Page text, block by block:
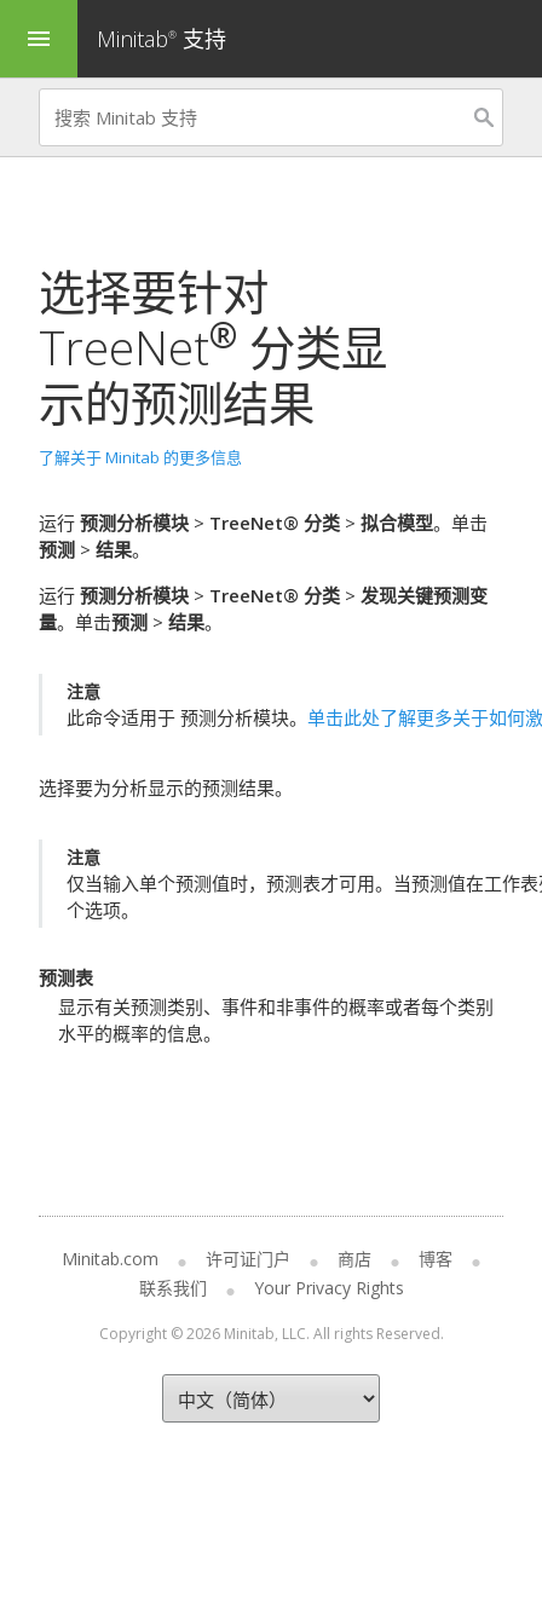
menu Minitab® 支持
选择要针对
TreeNet® 分类显
示的预测结果
了解关于 Minitab 的更多信息
运行 预测分析模块 > TreeNet® 分类 > 拟合模型。单击
预测 > 结果。
运行 预测分析模块 > TreeNet® 分类 > 发现关键预测变
量。单击预测 > 结果。
注意
此命令适用于 预测分析模块。 单击此处了解更多关于如何
选择要为分析显示的预测结果。
注意
仅当输入单个预测值时，预测表才可用。当预测值在工作
个选项。
预测表
显示有关预测类别、事件和非事件的概率或者每个类别
水平的概率的信息。
Minitab.com 许可证门户 商店
博客
联系我们
Your Privacy Rights
Copyright © 2026 Minitab, LLC. All rights Reserved.